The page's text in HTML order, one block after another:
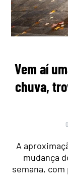
Vem aí
chuva,
A
mudança
semana,